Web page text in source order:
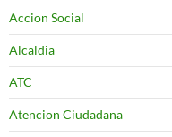
Accion Social
Alcaldia
ATC
Atencion Ciudadana